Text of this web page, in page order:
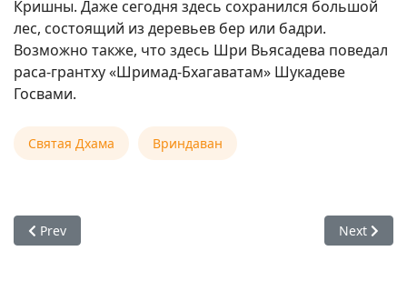
Кришны. Даже сегодня здесь сохранился большой
лес, состоящий из деревьев бер или бадри.
Возможно также, что здесь Шри Вьясадева поведал
раса-грантху «Шримад-Бхагаватам» Шукадеве
Госвами.
Святая Дхама Вриндаван
Previous article: РАДХАРАНИ СОТВОРИЛА НАВАДВИПА-
Prev Next
Next